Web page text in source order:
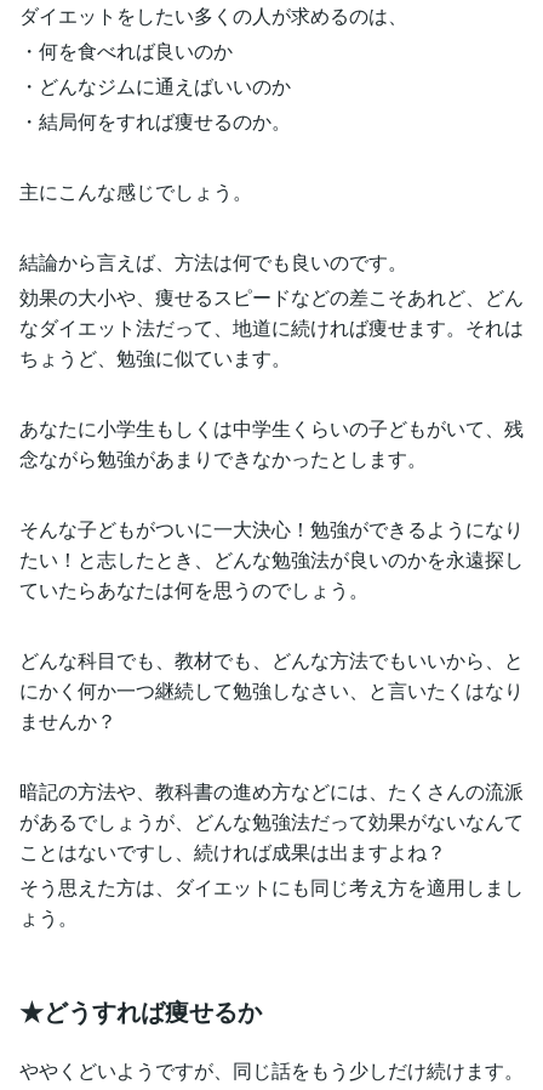
ダイエットをしたい多くの人が求めるのは、
・何を食べれば良いのか
・どんなジムに通えばいいのか
・結局何をすれば痩せるのか。
主にこんな感じでしょう。
結論から言えば、方法は何でも良いのです。
効果の大小や、痩せるスピードなどの差こそあれど、どん
なダイエット法だって、地道に続ければ痩せます。それは
ちょうど、勉強に似ています。
あなたに小学生もしくは中学生くらいの子どもがいて、残
念ながら勉強があまりできなかったとします。
そんな子どもがついに一大決心！勉強ができるようになり
たい！と志したとき、どんな勉強法が良いのかを永遠探し
ていたらあなたは何を思うのでしょう。
どんな科目でも、教材でも、どんな方法でもいいから、と
にかく何か一つ継続して勉強しなさい、と言いたくはなり
ませんか？
暗記の方法や、教科書の進め方などには、たくさんの流派
があるでしょうが、どんな勉強法だって効果がないなんて
ことはないですし、続ければ成果は出ますよね？
そう思えた方は、ダイエットにも同じ考え方を適用しまし
ょう。
★どうすれば痩せるか
ややくどいようですが、同じ話をもう少しだけ続けます。